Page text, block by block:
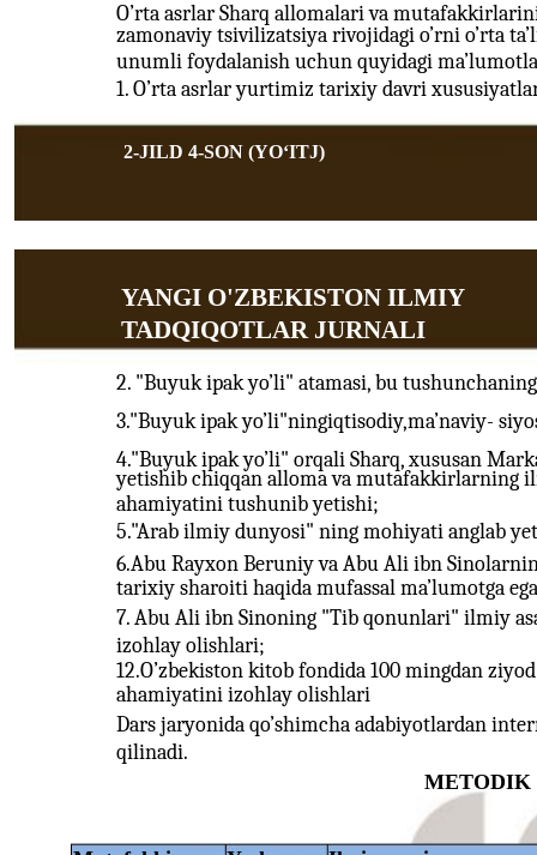
2-JILD 4-SON (YOʻITJ)
O’rta asrlar Sharq allomalari va
zamonaviy tsivilizatsiya rivojidagi o’rni o’rta
unumli foydalanish uchun quyidagi
1. O’rta asrlar yurtimiz tarixiy davri
YANGI O'ZBEKISTON ILMIY
TADQIQOTLAR JURNALI
2. "Buyuk ipak yo’li" atamasi, bu
3."Buyuk ipak yo’li"ningiqtisodiy,ma’naviy-
4."Buyuk ipak yo’li" orqali Sharq, xususan
yetishib chiqqan alloma va mutafakkirlarning
ahamiyatini tushunib yetishi;
5."Arab ilmiy dunyosi" ning mohiyati anglab
6.Abu Rayxon Beruniy va Abu Ali ibn
tarixiy sharoiti haqida mufassal ma’lumotga
7. Abu Ali ibn Sinoning "Tib qonunlari" ilmiy
izohlay olishlari;
12.O’zbekiston kitob fondida 100 mingdan
ahamiyatini izohlay olishlari
Dars jaryonida qo’shimcha adabiyotlardan
qilinadi.
METODIK